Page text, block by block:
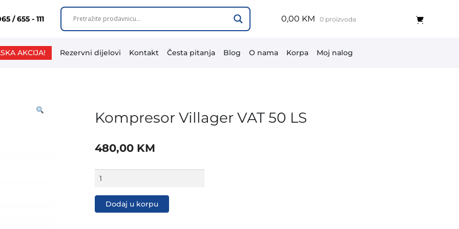
/ 655 - 111 0,00 KM 0 proizvoda
AKCIJA! Rezervni dijelovi Kontakt Česta pitanja Blog O nama Korpa Moj nalog
Kompresor Villager VAT 50 LS
480,00 KM
Villager
LS
Dodaj u korpu